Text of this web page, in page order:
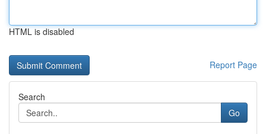
HTML is disabled
Report Page
Search
Go